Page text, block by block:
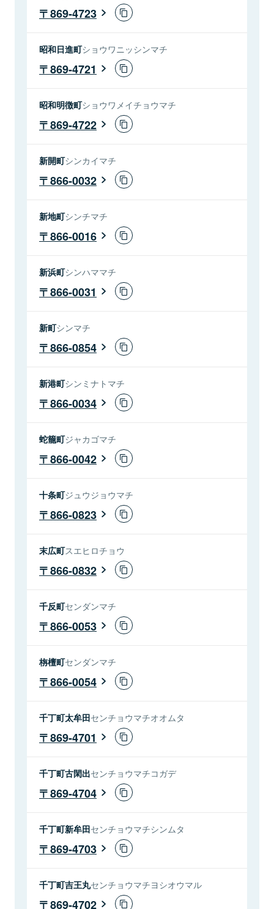
869-4723
昭和日進町ショウワニッシンマチ
869-4721
昭和明徴町ショウワメイチョウマチ
869-4722
新開町シンカイマチ
866-0032
新地町シンチマチ
866-0016
新浜町シンハママチ
866-0031
新町シンマチ
866-0854
新港町シンミナトマチ
866-0034
蛇籠町ジャカゴマチ
866-0042
十条町ジュウジョウマチ
866-0823
末広町スエヒロチョウ
866-0832
千反町センダンマチ
866-0053
栴檀町センダンマチ
866-0054
千丁町太牟田センチョウマチオオムタ
869-4701
千丁町古閑出センチョウマチコガデ
869-4704
千丁町新牟田センチョウマチシンムタ
869-4703
千丁町吉王丸センチョウマチヨシオウマル
869-4702